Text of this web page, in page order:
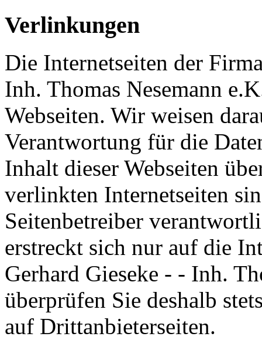
Verlinkungen
Die Internetseiten der
Inh. Thomas Nesemann
Webseiten. Wir weisen
Verantwortung für die
Inhalt dieser Webseiten
verlinkten Internetseiten
Seitenbetreiber
erstreckt sich nur auf die
Gerhard Gieseke - - Inh.
überprüfen Sie deshalb
auf Drittanbieterseiten.